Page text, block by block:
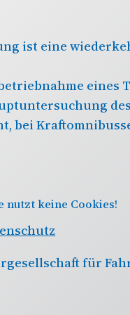
ist eine
bei
nutzt keine Cookies!
für